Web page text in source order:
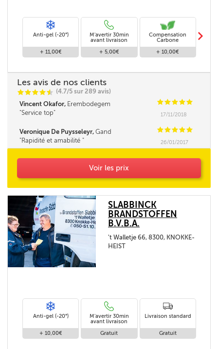
Anti-gel (-20°)
+ 11,00€
M'avertir 30min
avant livraison
+ 5,00€
Compensation
Carbone
+ 10,00€
m
Les avis de nos clients
CCCCi
@ (4.7/5 sur 289 avis)
Vincent Okafor, Erembodegem CCCCC
Service top
17/11/2018
Veronique De Puysseleyr, Gand CCCCC
Rapidité et amabilité
26/01/2017
Voir les prix
SLABBINCK
BRANDSTOFFEN
B.V.B.A.
't Walletje 66, 8300, KNOKKE-
HEIST
Anti-gel (-20°)
+ 10,00€
M'avertir 30min
avant livraison
Gratuit
Livraison standard
Gratuit